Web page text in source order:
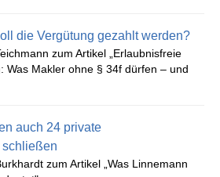
die Vergütung gezahlt werden?
zum Artikel „Erlaubnisfreie
Was Makler ohne § 34f dürfen – und
auch 24 private
schließen
zum Artikel „Was Linnemann